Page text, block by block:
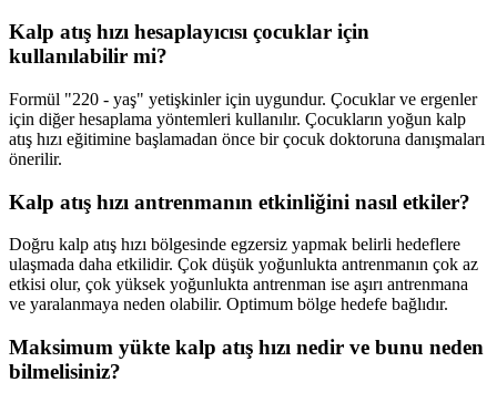
Kalp atış hızı hesaplayıcısı çocuklar için
kullanılabilir mi?
Formül "220 - yaş" yetişkinler için uygundur. Çocuklar ve ergenler
için diğer hesaplama yöntemleri kullanılır. Çocukların yoğun kalp
atış hızı eğitimine başlamadan önce bir çocuk doktoruna danışmaları
önerilir.
Kalp atış hızı antrenmanın etkinliğini nasıl etkiler?
Doğru kalp atış hızı bölgesinde egzersiz yapmak belirli hedeflere
ulaşmada daha etkilidir. Çok düşük yoğunlukta antrenmanın çok az
etkisi olur, çok yüksek yoğunlukta antrenman ise aşırı antrenmana
ve yaralanmaya neden olabilir. Optimum bölge hedefe bağlıdır.
Maksimum yükte kalp atış hızı nedir ve bunu neden
bilmelisiniz?